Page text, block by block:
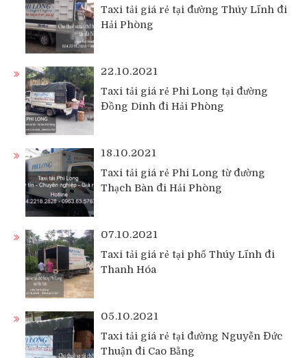
Taxi tải giá rẻ tại đường Thúy Lĩnh đi
Hải Phòng
22.10.2021
Taxi tải giá rẻ Phi Long tại đường
Đồng Dinh đi Hải Phòng
18.10.2021
Taxi tải giá rẻ Phi Long từ đường
Thạch Bàn đi Hải Phòng
07.10.2021
Taxi tải giá rẻ tại phố Thúy Lĩnh đi
Thanh Hóa
05.10.2021
Taxi tải giá rẻ tại đường Nguyễn Đức
Thuận đi Cao Bằng